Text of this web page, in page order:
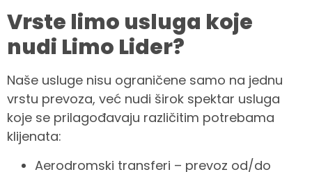
Vrste limo usluga koje
nudi Limo Lider?
Naše usluge nisu ograničene samo na jednu
vrstu prevoza, već nudi širok spektar usluga
koje se prilagođavaju različitim potrebama
klijenata:
Aerodromski transferi – prevoz od/do